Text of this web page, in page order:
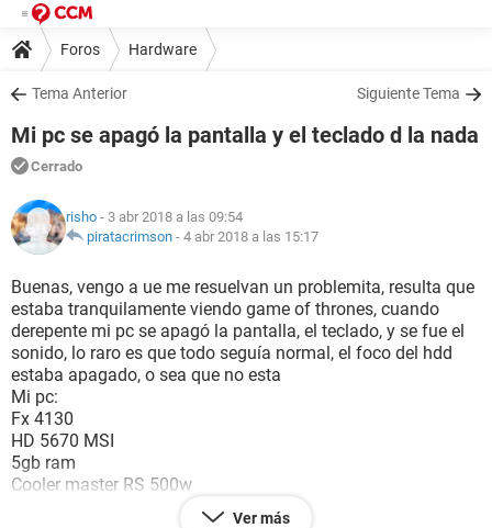
Foros Hardware
Tema Anterior Siguiente Tema
Mi pc se apagó la pantalla y el teclado d la nada
Cerrado
risho - 3 abr 2018 a las 09:54
piratacrimson - 4 abr 2018 a las 15:17
Buenas, vengo a ue me resuelvan un problemita, resulta que
estaba tranquilamente viendo game of thrones, cuando
derepente mi pc se apagó la pantalla, el teclado, y se fue el
sonido, lo raro es que todo seguía normal, el foco del hdd
estaba apagado, o sea que no esta
Mi pc:
Fx 4130
HD 5670 MSI
5gb ram
Cooler master RS 500w
Ver más